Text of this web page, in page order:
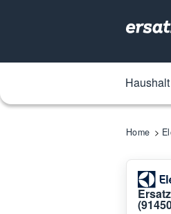
Haushalt
Home